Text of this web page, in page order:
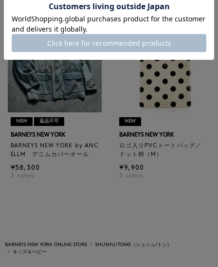
¥6,600
NEW 返品不可
BARNEYS NEW YORK
BARNEYS NEW YORK by ANC
ELLM デニムカバーオール
¥58,300
2 colors
NEW
BARNEYS NEW YORK
ロゴ入りPVCトートバッグ／
ドット柄（M）
¥9,900
3 colors
BARNEYS NEW YORK ONLINE STORE
SHUSHU/TONG（シュシュ/トン）
キッズ＆ベビー